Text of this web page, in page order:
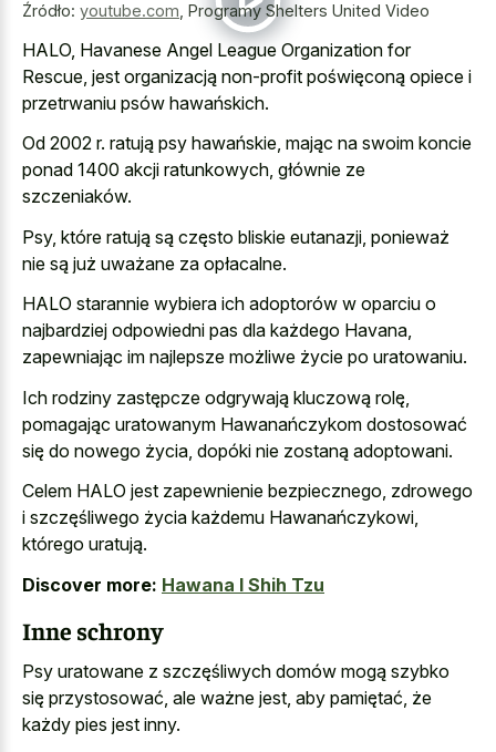
Źródło: youtube.com Programy Shelters United Video
HALO, Havanese Angel League Organization for
Rescue, jest organizacją non-profit poświęconą opiece i
przetrwaniu psów hawańskich.
Od 2002 r. ratują psy hawańskie, mając na swoim koncie
ponad 1400 akcji ratunkowych, głównie ze
szczeniaków.
Psy, które ratują są często bliskie eutanazji, ponieważ
nie są już uważane za opłacalne.
HALO starannie wybiera ich adoptorów w oparciu o
najbardziej odpowiedni pas dla każdego Havana,
zapewniając im najlepsze możliwe życie po uratowaniu.
Ich rodziny zastępcze odgrywają kluczową rolę,
pomagając uratowanym Hawanańczykom dostosować
się do nowego życia, dopóki nie zostaną adoptowani.
Celem HALO jest zapewnienie bezpiecznego, zdrowego
i szczęśliwego życia każdemu Hawanańczykowi,
którego uratują.
Discover more: Hawana I Shih Tzu
Inne schrony
Psy uratowane z szczęśliwych domów mogą szybko
się przystosować, ale ważne jest, aby pamiętać, że
każdy pies jest inny.